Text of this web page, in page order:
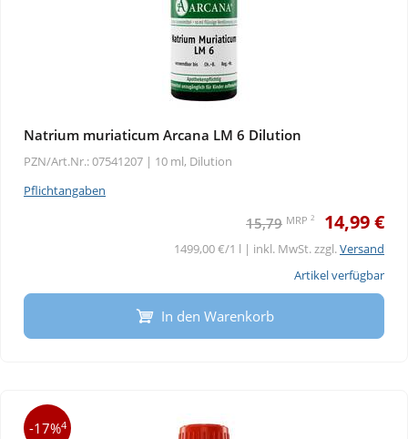
Natrium muriaticum Arcana LM 6 Dilution
PZN/Art.Nr.: 07541207 | 10 ml, Dilution
Pflichtangaben
15,79 MRP 2 14,99 €
1499,00 €/1 l | inkl. MwSt. zzgl.Versand
Artikel verfügbar
In den Warenkorb
-17%4